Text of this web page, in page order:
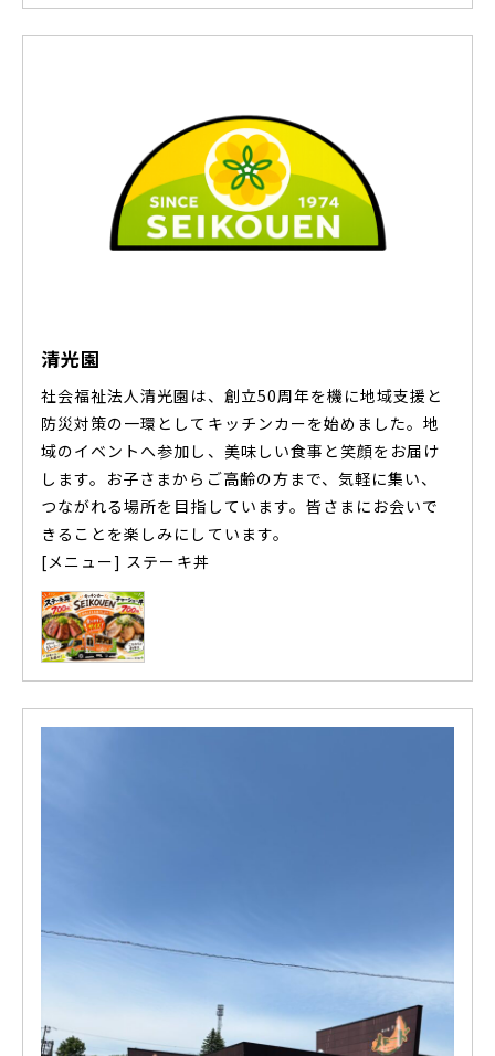
清光園
社会福祉法人清光園は、創立50周年を機に地域支援と
防災対策の一環としてキッチンカーを始めました。地
域のイベントへ参加し、美味しい食事と笑顔をお届け
します。お子さまからご高齢の方まで、気軽に集い、
つながれる場所を目指しています。皆さまにお会いで
きることを楽しみにしています。
[メニュー] ステーキ丼